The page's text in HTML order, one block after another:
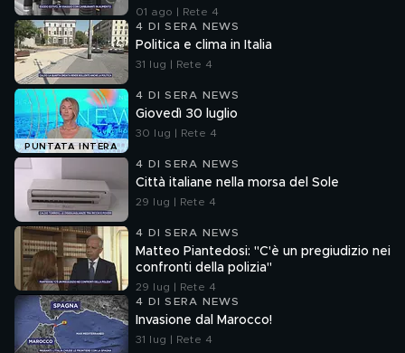
01 ago | Rete 4
4 DI SERA NEWS
Politica e clima in Italia
31 lug | Rete 4
PUNTATA INTERA
4 DI SERA NEWS
Giovedì 30 luglio
30 lug | Rete 4
4 DI SERA NEWS
Città italiane nella morsa del Sole
29 lug | Rete 4
4 DI SERA NEWS
Matteo Piantedosi: "C'è un pregiudizio nei
confronti della polizia"
29 lug | Rete 4
4 DI SERA NEWS
Invasione dal Marocco!
31 lug | Rete 4